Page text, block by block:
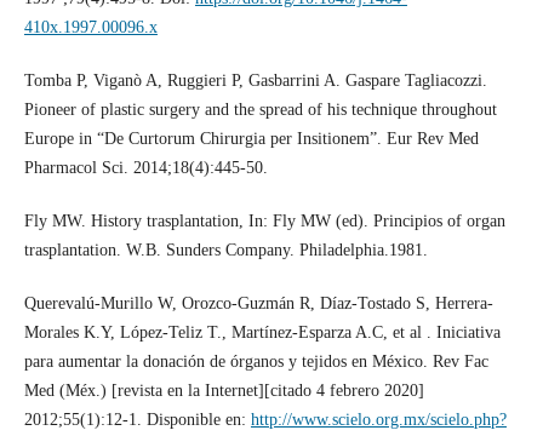
410x.1997.00096.x
Tomba P, Viganò A, Ruggieri P, Gasbarrini A. Gaspare Tagliacozzi.
Pioneer of plastic surgery and the spread of his technique throughout
Europe in “De Curtorum Chirurgia per Insitionem”. Eur Rev Med
Pharmacol Sci. 2014;18(4):445-50.
Fly MW. History trasplantation, In: Fly MW (ed). Principios of organ
trasplantation. W.B. Sunders Company. Philadelphia.1981.
Querevalú-Murillo W, Orozco-Guzmán R, Díaz-Tostado S, Herrera-
Morales K.Y, López-Teliz T., Martínez-Esparza A.C, et al . Iniciativa
para aumentar la donación de órganos y tejidos en México. Rev Fac
Med (Méx.) [revista en la Internet][citado 4 febrero 2020]
2012;55(1):12-1. Disponible en: http://www.scielo.org.mx/scielo.php?